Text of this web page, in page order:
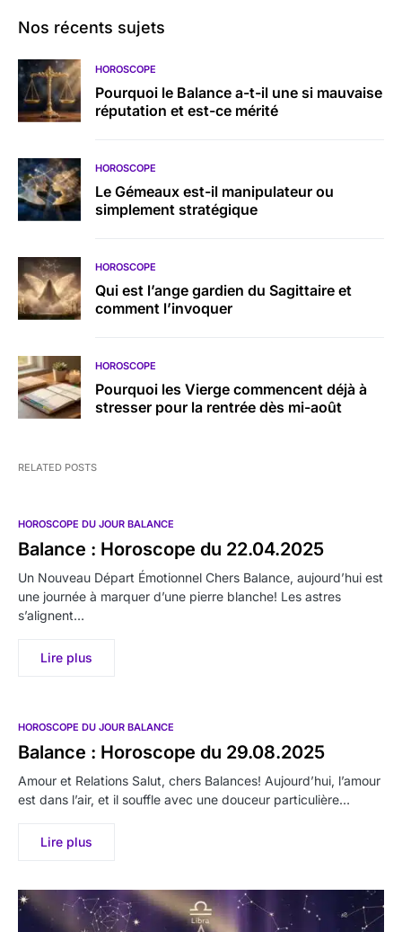
Nos récents sujets
HOROSCOPE
Pourquoi le Balance a-t-il une si mauvaise
réputation et est-ce mérité
HOROSCOPE
Le Gémeaux est-il manipulateur ou
simplement stratégique
HOROSCOPE
Qui est l’ange gardien du Sagittaire et
comment l’invoquer
HOROSCOPE
Pourquoi les Vierge commencent déjà à
stresser pour la rentrée dès mi-août
RELATED POSTS
HOROSCOPE DU JOUR BALANCE
Balance : Horoscope du 22.04.2025
Un Nouveau Départ Émotionnel Chers Balance, aujourd’hui est
une journée à marquer d’une pierre blanche! Les astres
s’alignent…
Lire plus
HOROSCOPE DU JOUR BALANCE
Balance : Horoscope du 29.08.2025
Amour et Relations Salut, chers Balances! Aujourd’hui, l’amour
est dans l’air, et il souffle avec une douceur particulière…
Lire plus